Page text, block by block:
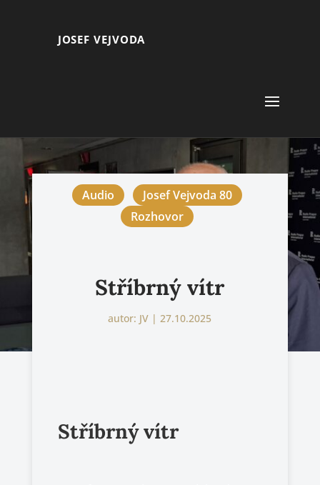
JOSEF VEJVODA
Audio
Josef Vejvoda 80
Rozhovor
Stříbrný vítr
autor: JV |27.10.2025
Stříbrný vítr